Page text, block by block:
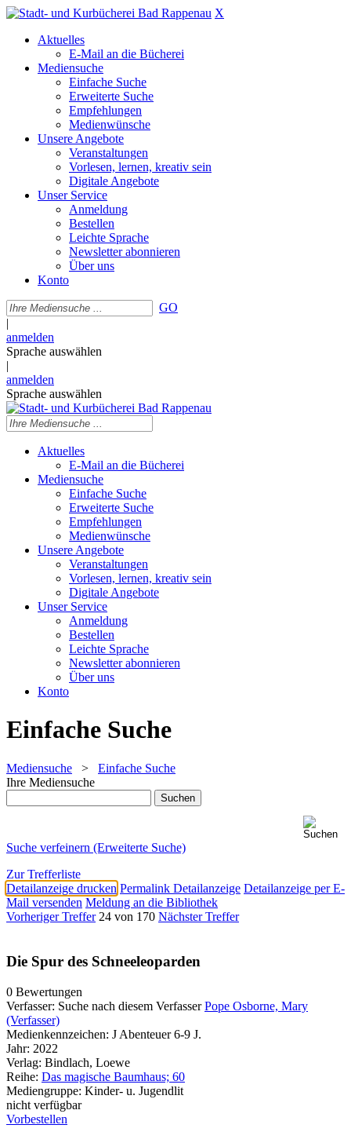
X
Aktuelles
E-Mail an die Bücherei
Mediensuche
Einfache Suche
Erweiterte Suche
Empfehlungen
Medienwünsche
Unsere Angebote
Veranstaltungen
Vorlesen, lernen, kreativ sein
Digitale Angebote
Unser Service
Anmeldung
Bestellen
Leichte Sprache
Newsletter abonnieren
Über uns
Konto
GO
|
anmelden
Sprache auswählen
|
anmelden
Sprache auswählen
Aktuelles
E-Mail an die Bücherei
Mediensuche
Einfache Suche
Erweiterte Suche
Empfehlungen
Medienwünsche
Unsere Angebote
Veranstaltungen
Vorlesen, lernen, kreativ sein
Digitale Angebote
Unser Service
Anmeldung
Bestellen
Leichte Sprache
Newsletter abonnieren
Über uns
Konto
Einfache Suche
Mediensuche > Einfache Suche
Ihre Mediensuche
Suche verfeinern (Erweiterte Suche)
Zur Trefferliste
Detailanzeige drucken Permalink Detailanzeige Detailanzeige per E-
Mail versenden Meldung an die Bibliothek
Vorheriger Treffer 24 von 170 Nächster Treffer
Die Spur des Schneeleoparden
0 Bewertungen
Verfasser: Suche nach diesem Verfasser Pope Osborne, Mary
(Verfasser)
Medienkennzeichen: J Abenteuer 6-9 J.
Jahr: 2022
Verlag: Bindlach, Loewe
Reihe: Das magische Baumhaus; 60
Mediengruppe: Kinder- u. Jugendlit
nicht verfügbar
Vorbestellen